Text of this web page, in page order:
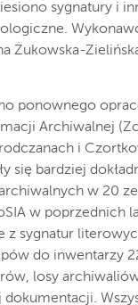
sygnatury i
Żukowska-
ponownego
Archiwalnej
i
się bardziej
w 20
w poprzednich
z sygnatur
do inwentarzy
losy